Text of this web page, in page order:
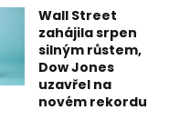
Wall Street
zahájila srpen
silným růstem,
Dow Jones
uzavřel na
novém rekordu